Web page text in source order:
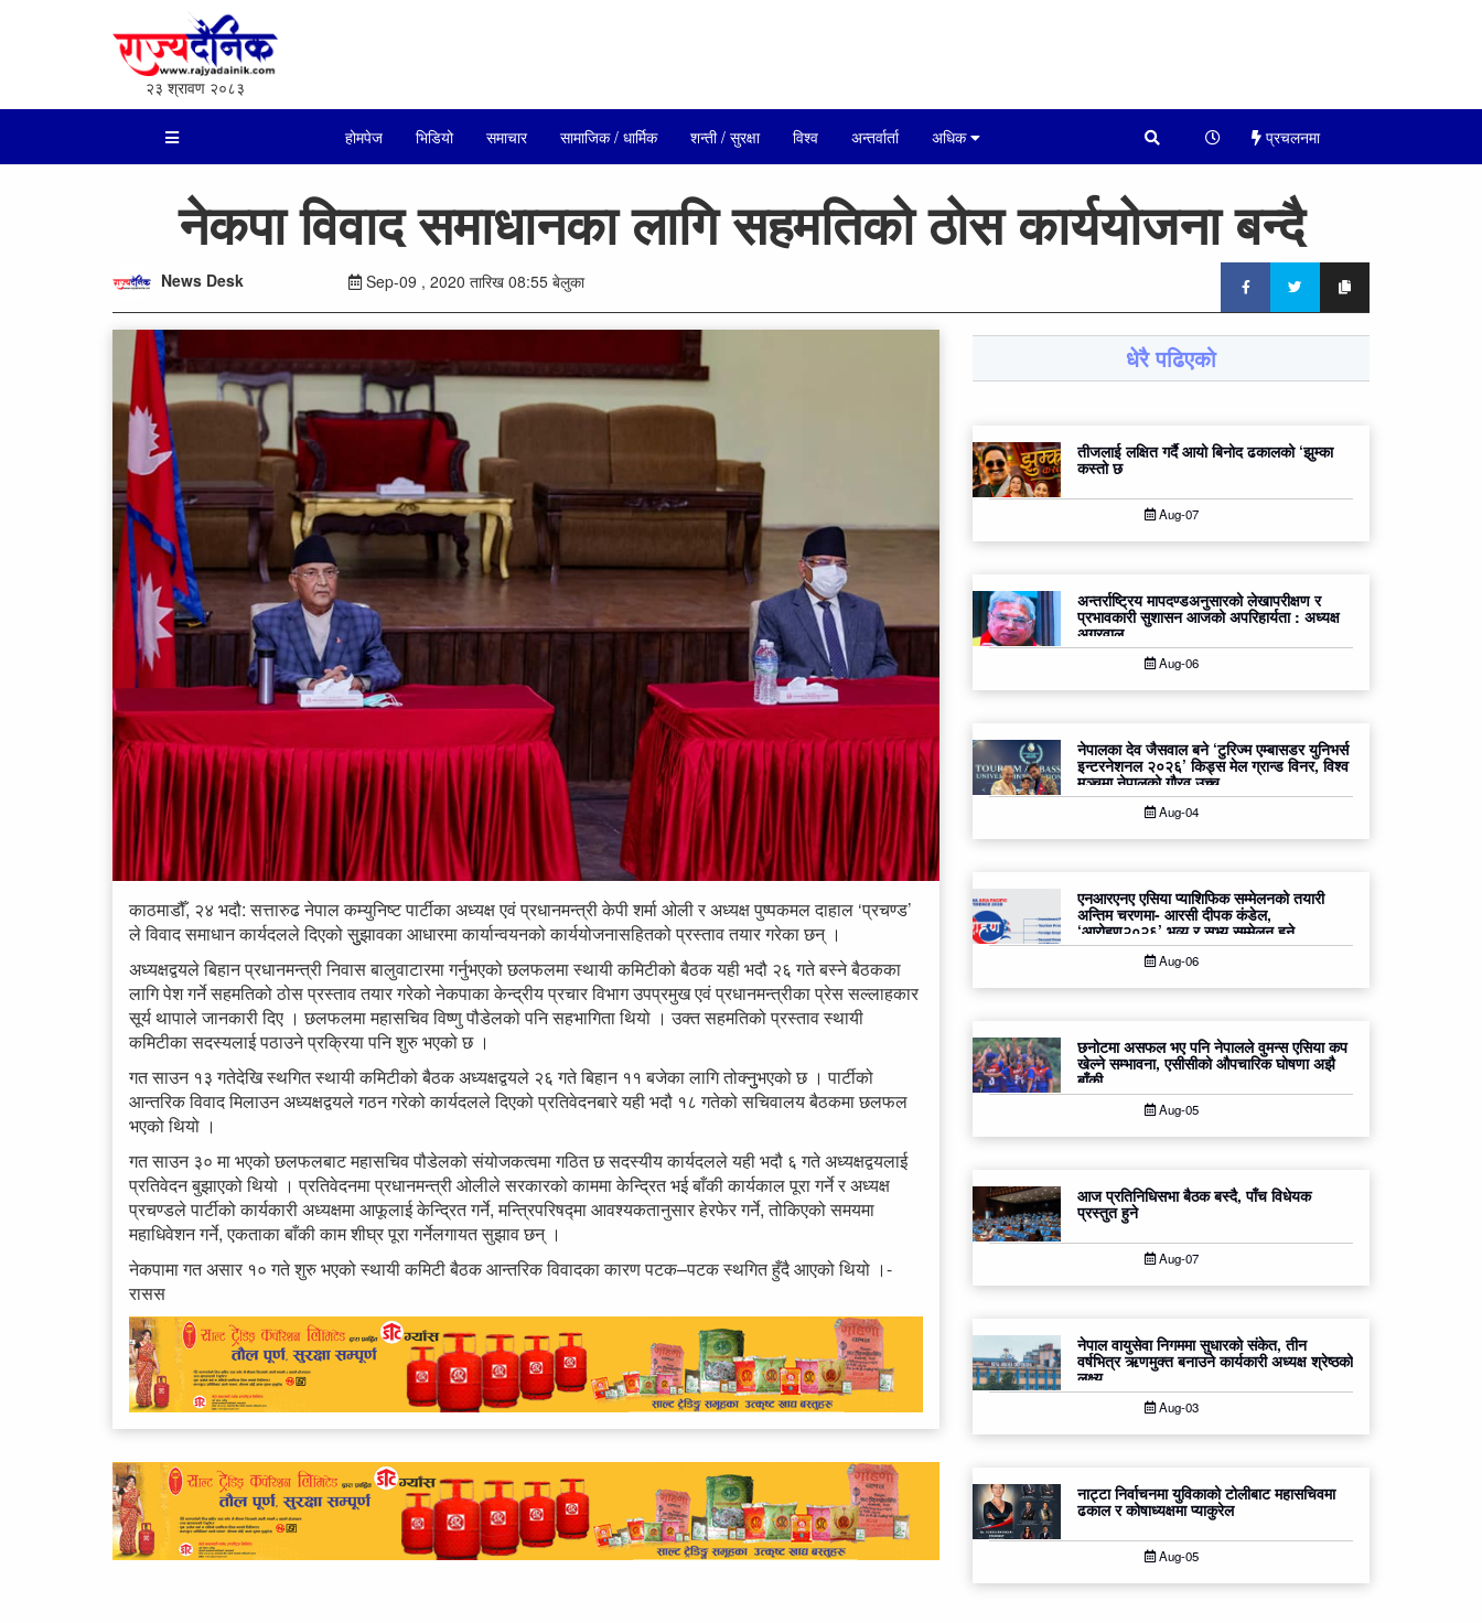
२३ श्रावण २०८३
होमपेज भिडियो समाचार सामाजिक / धार्मिक शन्ती / सुरक्षा विश्व अन्तर्वार्ता अधिक प्रचलनमा
नेकपा विवाद समाधानका लागि सहमतिको ठोस कार्ययोजना बन्दै
News Desk Sep-09 , 2020 तारिख 08:55 बेलुका
काठमाडौँ, २४ भदौ: सत्तारुढ नेपाल कम्युनिष्ट पार्टीका अध्यक्ष एवं प्रधानमन्त्री केपी शर्मा ओली र अध्यक्ष पुष्पकमल दाहाल ‘प्रचण्ड’
ले विवाद समाधान कार्यदलले दिएको सुुझावका आधारमा कार्यान्वयनको कार्ययोजनासहितको प्रस्ताव तयार गरेका छन् ।
अध्यक्षद्वयले बिहान प्रधानमन्त्री निवास बालुवाटारमा गर्नुभएको छलफलमा स्थायी कमिटीको बैठक यही भदौ २६ गते बस्ने बैठकका
लागि पेश गर्ने सहमतिको ठोस प्रस्ताव तयार गरेको नेकपाका केन्द्रीय प्रचार विभाग उपप्रमुख एवं प्रधानमन्त्रीका प्रेस सल्लाहकार
सूर्य थापाले जानकारी दिए । छलफलमा महासचिव विष्णु पौडेलको पनि सहभागिता थियो । उक्त सहमतिको प्रस्ताव स्थायी
कमिटीका सदस्यलाई पठाउने प्रक्रिया पनि शुरु भएको छ ।
गत साउन १३ गतेदेखि स्थगित स्थायी कमिटीको बैठक अध्यक्षद्वयले २६ गते बिहान ११ बजेका लागि तोक्नुुभएको छ । पार्टीको
आन्तरिक विवाद मिलाउन अध्यक्षद्वयले गठन गरेको कार्यदलले दिएको प्रतिवेदनबारे यही भदौ १८ गतेको सचिवालय बैठकमा छलफल
भएको थियो ।
गत साउन ३० मा भएको छलफलबाट महासचिव पौडेलको संयोजकत्वमा गठित छ सदस्यीय कार्यदलले यही भदौ ६ गते अध्यक्षद्वयलाई
प्रतिवेदन बुझाएको थियो । प्रतिवेदनमा प्रधानमन्त्री ओलीले सरकारको काममा केन्द्रित भई बाँकी कार्यकाल पूरा गर्ने र अध्यक्ष
प्रचण्डले पार्टीको कार्यकारी अध्यक्षमा आफूलाई केन्द्रित गर्ने, मन्त्रिपरिषद्मा आवश्यकतानुसार हेरफेर गर्ने, तोकिएको समयमा
महाधिवेशन गर्ने, एकताका बाँकी काम शीघ्र पूरा गर्नेलगायत सुझाव छन् ।
नेकपामा गत असार १० गते शुरु भएको स्थायी कमिटी बैठक आन्तरिक विवादका कारण पटक–पटक स्थगित हुँदै आएको थियो ।-
रासस
धेरै पढिएको
तीजलाई लक्षित गर्दै आयो बिनोद ढकालको ‘झुम्का
कस्तो छ
Aug-07
अन्तर्राष्ट्रिय मापदण्डअनुसारको लेखापरीक्षण र
प्रभावकारी सुशासन आजको अपरिहार्यता : अध्यक्ष
अग्रवाल
Aug-06
नेपालका देव जैसवाल बने ‘टुरिज्म एम्बासडर युनिभर्स
इन्टरनेशनल २०२६’ किड्स मेल ग्रान्ड विनर, विश्व
मञ्चमा नेपालको गौरव उच्च
Aug-04
एनआरएनए एसिया प्याशिफिक सम्मेलनको तयारी
अन्तिम चरणमा- आरसी दीपक कंडेल,
‘आरोहण२०२६’ भव्य र सभ्य सम्मेलन हुने
Aug-06
छनोटमा असफल भए पनि नेपालले वुमन्स एसिया कप
खेल्ने सम्भावना, एसीसीको औपचारिक घोषणा अझै
बाँकी
Aug-05
आज प्रतिनिधिसभा बैठक बस्दै, पाँच विधेयक
प्रस्तुत हुने
Aug-07
नेपाल वायुसेवा निगममा सुधारको संकेत, तीन
वर्षभित्र ऋणमुक्त बनाउने कार्यकारी अध्यक्ष श्रेष्ठको
लक्ष्य
Aug-03
नाट्टा निर्वाचनमा युविकाको टोलीबाट महासचिवमा
ढकाल र कोषाध्यक्षमा प्याकुरेल
Aug-05